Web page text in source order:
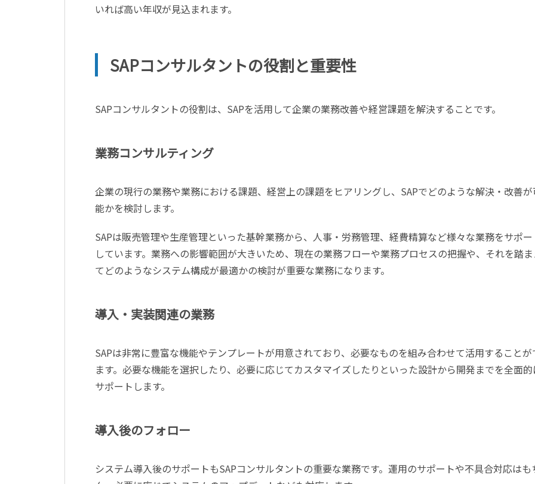
いれば高い年収が見込まれます。
SAPコンサルタントの役割と重要性
SAPコンサルタントの役割は、 SAPを活用して企業の業務改善や経営課題を解決することです。
業務コンサルティング
企業の現行の業務や業務における課題、経営上の課題をヒアリングし、 SAPでどのような解決・改善
能かを検討します。
SAPは販売管理や生産管理といった基幹業務から、人事・労務管理、経費精算など様々な業務をサポ
しています。業務への影響範囲が大きいため、現在の業務フローや業務プロセスの把握や、それを踏
てどのようなシステム構成が最適かの検討が重要な業務になります。
導入・実装関連の業務
SAPは非常に豊富な機能やテンプレートが用意されており、必要なものを組み合わせて活用することが
ます。必要な機能を選択したり、必要に応じてカスタマイズしたりといった設計から開発までを全面
サポートします。
導入後のフォロー
システム導入後のサポートもSAPコンサルタントの重要な業務です。運用のサポートや不具合対応はも